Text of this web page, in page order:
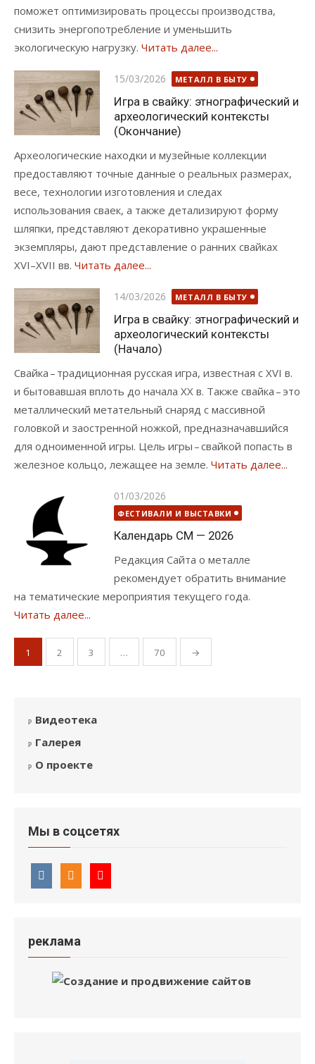
поможет оптимизировать процессы производства,
снизить энергопотребление и уменьшить
экологическую нагрузку. Читать далее...
Опубликовано
15/03/2026 МЕТАЛЛ В БЫТУ
Игра в свайку: этнографический и
археологический контексты
(Окончание)
Археологические находки и музейные коллекции
предоставляют точные данные о реальных размерах,
весе, технологии изготовления и следах
использования сваек, а также детализируют форму
шляпки, представляют декоративно украшенные
экземпляры, дают представление о ранних свайках
XVI–XVII вв. Читать далее...
Опубликовано
14/03/2026 МЕТАЛЛ В БЫТУ
Игра в свайку: этнографический и
археологический контексты
(Начало)
Свайка – традиционная русская игра, известная с XVI в.
и бытовавшая вплоть до начала XX в. Также свайка – это
металлический метательный снаряд с массивной
головкой и заостренной ножкой, предназначавшийся
для одноименной игры. Цель игры – свайкой попасть в
железное кольцо, лежащее на земле. Читать далее...
Опубликовано
01/03/2026
ФЕСТИВАЛИ И ВЫСТАВКИ
Календарь СМ — 2026
Редакция Сайта о металле
рекомендует обратить внимание
на тематические мероприятия текущего года.
Читать далее...
Пагинация
записей
1 2 3 … 70 →
Видеотека
Галерея
О проекте
Мы в соцсетях
реклама